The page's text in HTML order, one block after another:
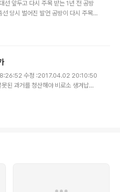
앞두고 다시 주목 받는 1년 전 공방
당시 벌어진 발언 공방이 다시 주목을
해 4월 11일)에 박지원..
수정 :2017.04.02 20:10:50
된 과거를 청산해야 비로소 생겨납니
구절들이 나온다. 과거 낡은 ..